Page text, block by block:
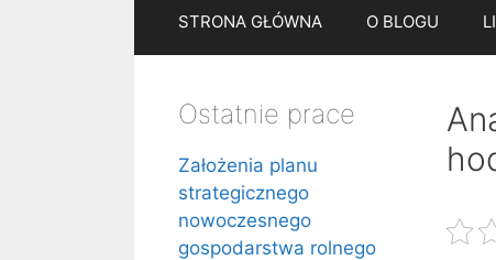
STRONA GŁÓWNA O BLOGU
Ostatnie prace
Założenia planu
strategicznego
nowoczesnego
gospodarstwa rolnego